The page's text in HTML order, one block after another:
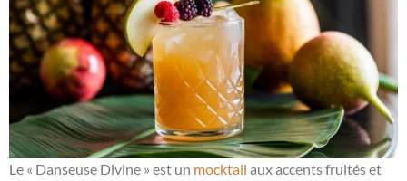
Le « Danseuse Divine » est un mocktail aux accents fruités et